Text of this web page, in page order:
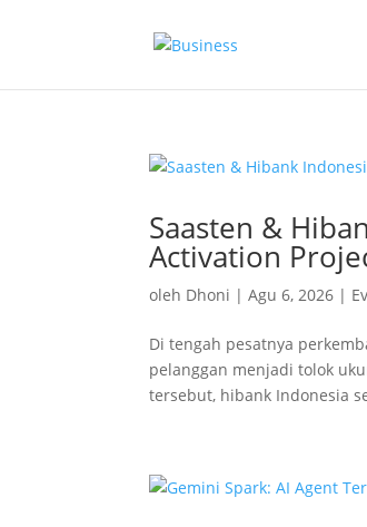
Saasten &
Activation
oleh Dhoni |Agu 6, 2026 |
Di tengah pesatnya
pelanggan menjadi tolok
tersebut, hibank Indonesia